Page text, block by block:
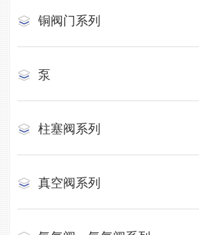
铜阀门系列
泵
柱塞阀系列
真空阀系列